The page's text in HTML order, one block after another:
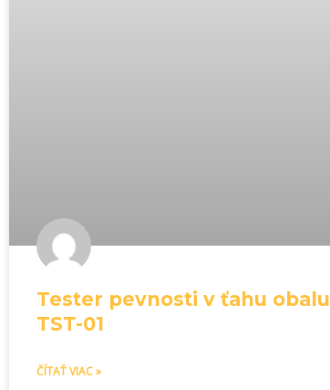
Tester pevnosti v ťahu obalu
TST-01
ČÍTAŤ VIAC »